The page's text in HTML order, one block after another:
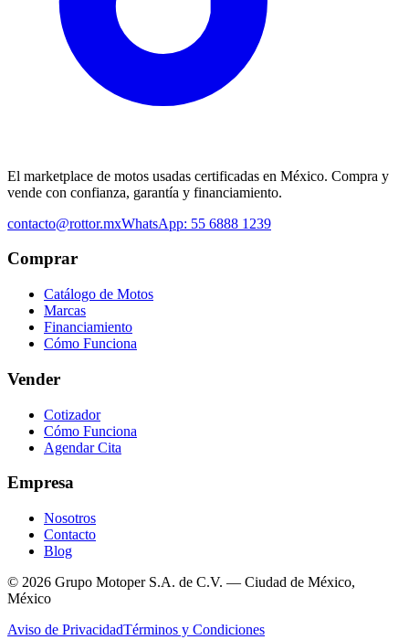
El marketplace de motos usadas certificadas en México. Compra y
vende con confianza, garantía y financiamiento.
contacto@rottor.mxWhatsApp: 55 6888 1239
Comprar
Catálogo de Motos
Marcas
Financiamiento
Cómo Funciona
Vender
Cotizador
Cómo Funciona
Agendar Cita
Empresa
Nosotros
Contacto
Blog
© 2026 Grupo Motoper S.A. de C.V. — Ciudad de México,
México
Aviso de PrivacidadTérminos y Condiciones